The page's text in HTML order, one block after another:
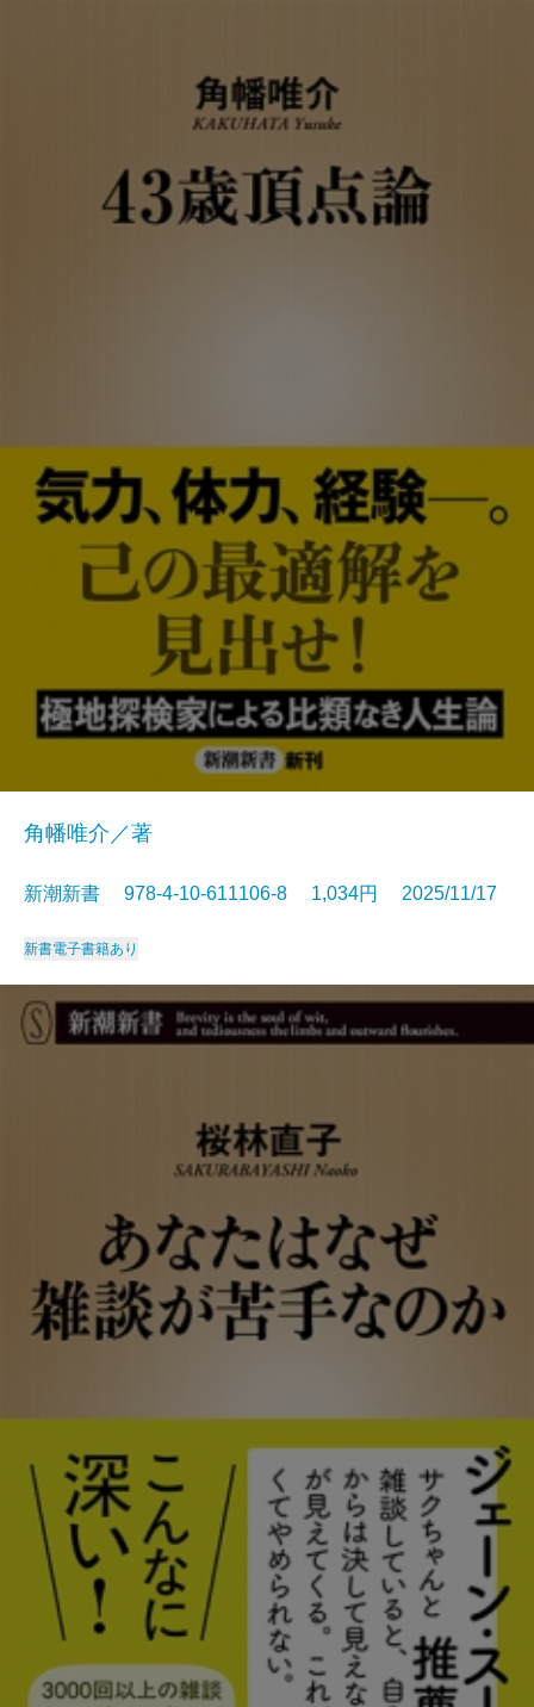
角幡唯介／著
新潮新書 978-4-10-611106-8 1,034円 2025/11/17
新書電子書籍あり